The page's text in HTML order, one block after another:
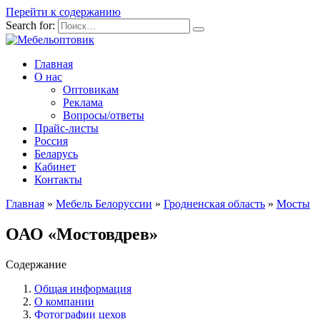
Перейти к содержанию
Search for:
Главная
О нас
Оптовикам
Реклама
Вопросы/ответы
Прайс-листы
Россия
Беларусь
Кабинет
Контакты
Главная » Мебель Белоруссии » Гродненская область » Мосты
ОАО «Мостовдрев»
Содержание
Общая информация
О компании
Фотографии цехов